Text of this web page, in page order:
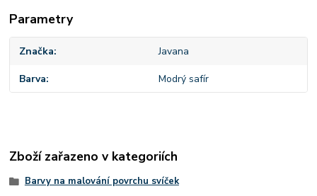
Parametry
Značka Javana
Barva Modrý safír
Zboží zařazeno v kategoriích
Barvy na malování povrchu svíček